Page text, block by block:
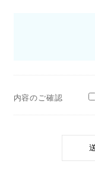
内容のご確認